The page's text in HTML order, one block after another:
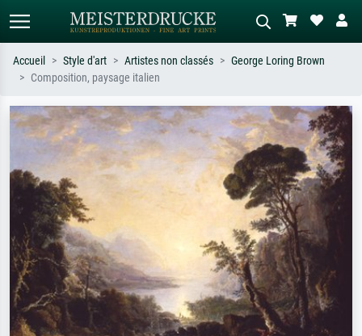
Recherchez par artiste, titre ou style –
ex. Monet, Nuit étoilée,
impressionnisme, vague de Hokusai,
nu.
Décrivez la scène – ex. prairie verte,
abstrait avec beaucoup de rouge,
tableau sombre, nu debout près d'un
arbre.
Accueil Style d'art Artistes non classés
George Loring Brown
Composition, paysage italien